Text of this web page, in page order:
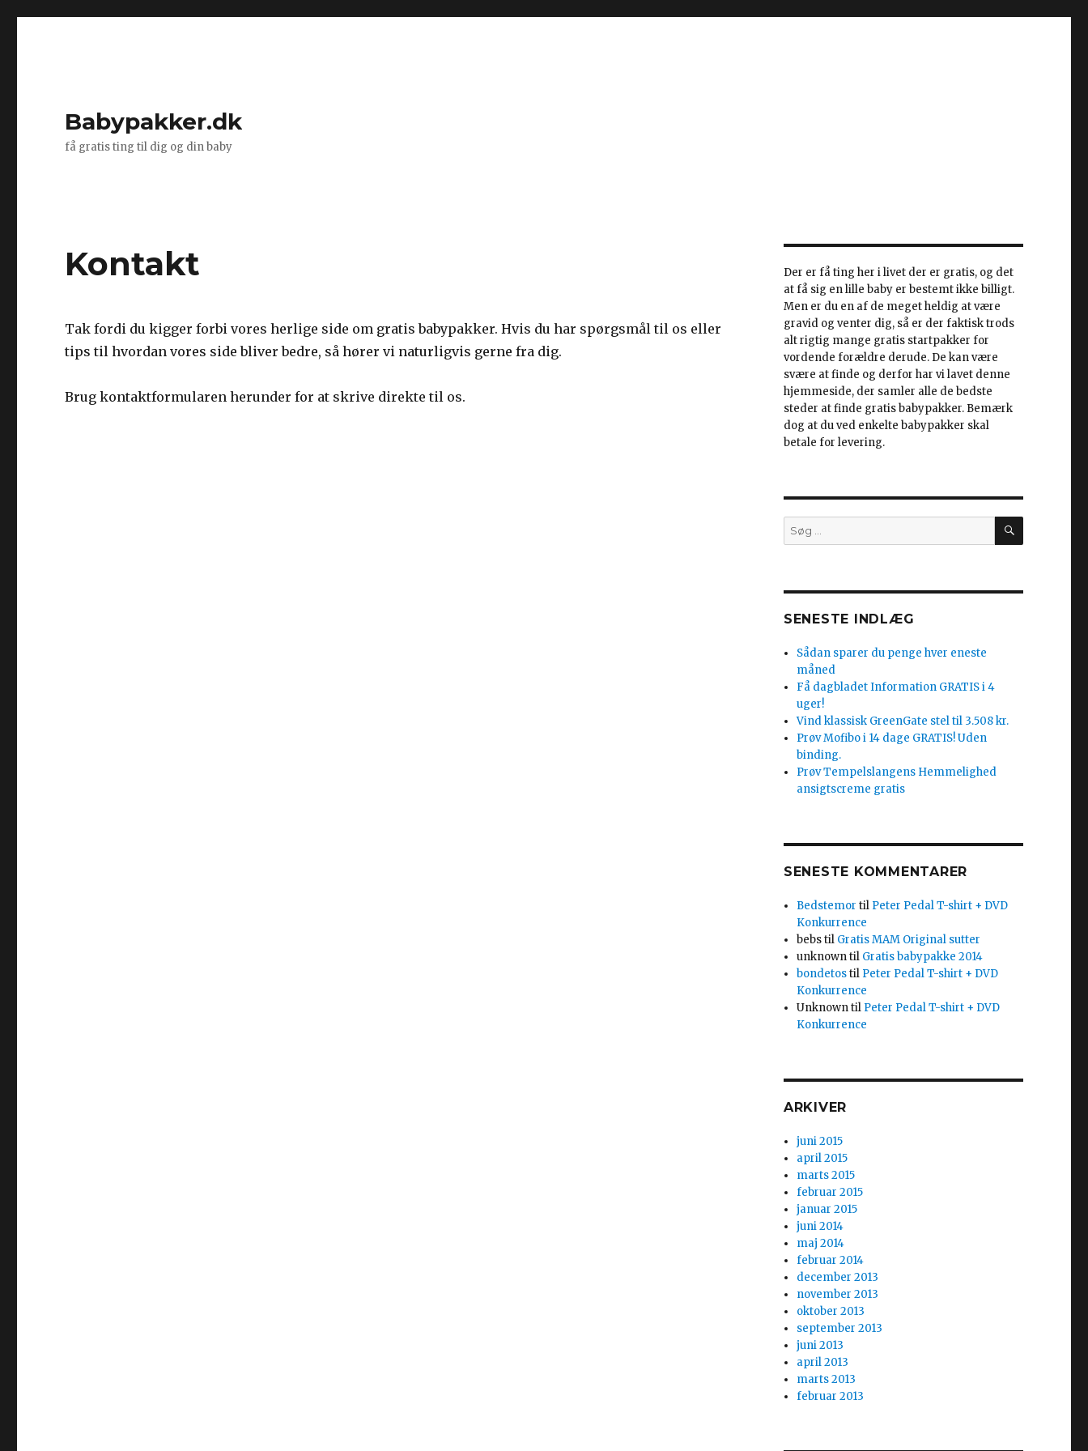
Babypakker.dk
få gratis ting til dig og din baby
Kontakt
Tak fordi du kigger forbi vores herlige side om gratis babypakker. Hvis du har spørgsmål til os eller
tips til hvordan vores side bliver bedre, så hører vi naturligvis gerne fra dig.
Brug kontaktformularen herunder for at skrive direkte til os.
Der er få ting her i livet der er gratis, og det
at få sig en lille baby er bestemt ikke billigt.
Men er du en af de meget heldig at være
gravid og venter dig, så er der faktisk trods
alt rigtig mange gratis startpakker for
vordende forældre derude. De kan være
svære at finde og derfor har vi lavet denne
hjemmeside, der samler alle de bedste
steder at finde gratis babypakker. Bemærk
dog at du ved enkelte babypakker skal
betale for levering.
Søg
efter:
SØG
SENESTE INDLÆG
Sådan sparer du penge hver eneste
måned
Få dagbladet Information GRATIS i 4
uger!
Vind klassisk GreenGate stel til 3.508 kr.
Prøv Mofibo i 14 dage GRATIS! Uden
binding.
Prøv Tempelslangens Hemmelighed
ansigtscreme gratis
SENESTE KOMMENTARER
Bedstemor til Peter Pedal T-shirt + DVD
Konkurrence
bebstil Gratis MAM Original sutter
unknowntil Gratis babypakke 2014
bondetostil Peter Pedal T-shirt + DVD
Konkurrence
Unknowntil Peter Pedal T-shirt + DVD
Konkurrence
ARKIVER
juni 2015
april 2015
marts 2015
februar 2015
januar 2015
juni 2014
maj 2014
februar 2014
december 2013
november 2013
oktober 2013
september 2013
juni 2013
april 2013
marts 2013
februar 2013